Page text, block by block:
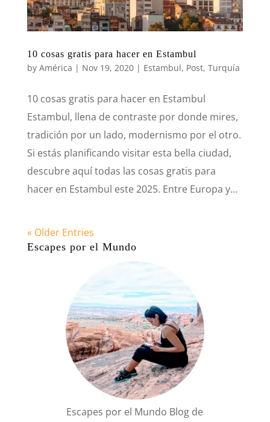
10 cosas gratis para hacer en Estambul
by América | Nov 19, 2020| Estambul, Post, Turquía
10 cosas gratis para hacer en Estambul
Estambul, llena de contraste por donde mires,
tradición por un lado, modernismo por el otro.
Si estás planificando visitar esta bella ciudad,
descubre aquí todas las cosas gratis para
hacer en Estambul este 2025. Entre Europa y...
« Older Entries
Escapes por el Mundo
Escapes por el Mundo Blog de